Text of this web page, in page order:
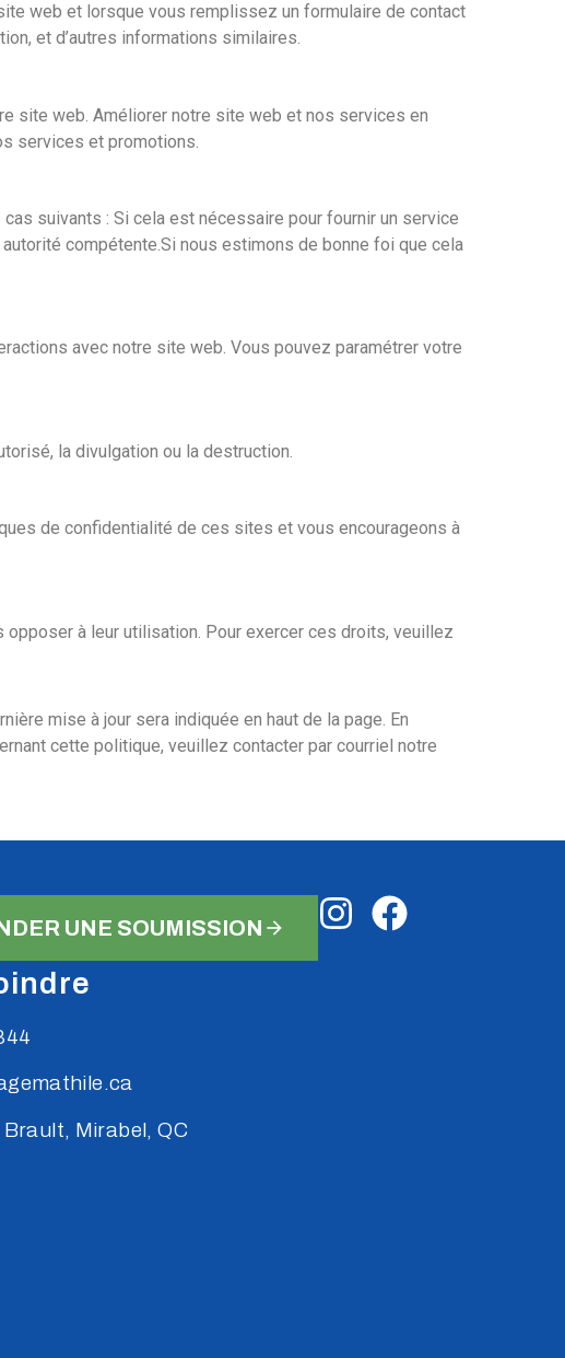
web et lorsque vous remplissez un formulaire de contact
et d’autres informations similaires.
site web. Améliorer notre site web et nos services en
services et promotions.
suivants : Si cela est nécessaire pour fournir un service
compétente.Si nous estimons de bonne foi que cela
avec notre site web. Vous pouvez paramétrer votre
la divulgation ou la destruction.
de confidentialité de ces sites et vous encourageons à
à leur utilisation. Pour exercer ces droits, veuillez
mise à jour sera indiquée en haut de la page. En
cette politique, veuillez contacter par courriel notre
UNE SOUMISSION
Mirabel, QC